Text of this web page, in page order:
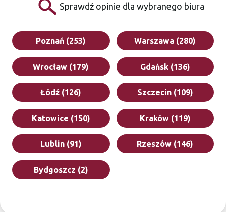
Sprawdź opinie dla wybranego biura
Poznań (253) Warszawa (280)
Wrocław (179) Gdańsk (136)
Łódź (126) Szczecin (109)
Katowice (150) Kraków (119)
Lublin (91) Rzeszów (146)
Bydgoszcz (2)